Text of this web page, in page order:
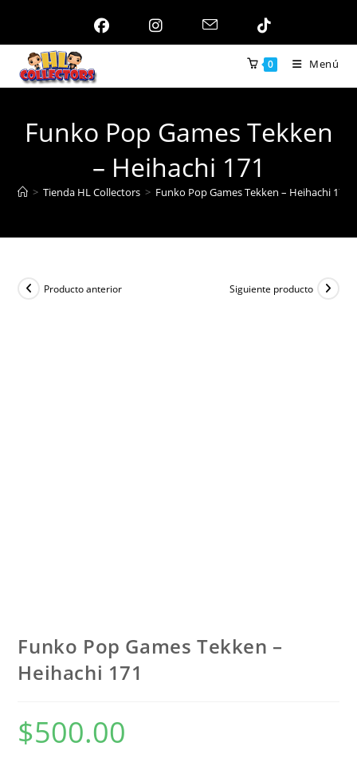
contenido
0 Menú
Funko Pop Games Tekken
– Heihachi 171
> Tienda HL Collectors > Funko Pop Games Tekken – Heihachi 171
Producto anterior Siguiente producto
Funko Pop Games Tekken –
Heihachi 171
$500.00